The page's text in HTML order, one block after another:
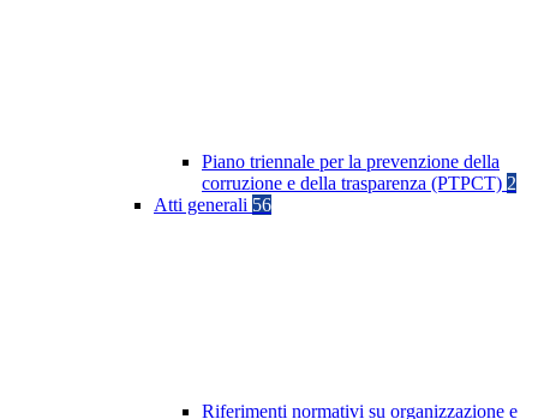
Piano triennale per la prevenzione della
corruzione e della trasparenza (PTPCT) 2
Atti generali 56
Riferimenti normativi su organizzazione e